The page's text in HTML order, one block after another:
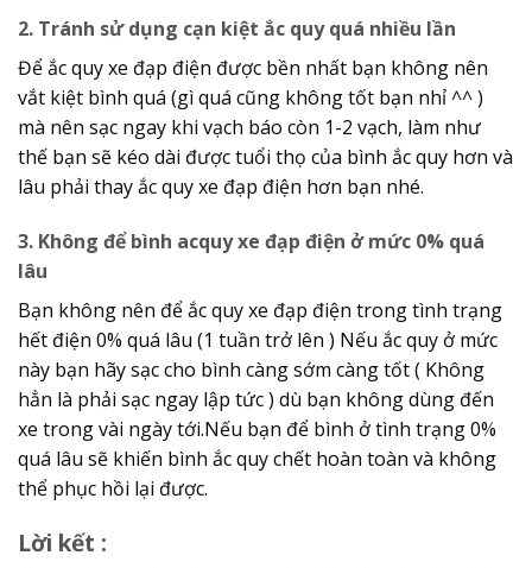
2. Tránh sử dụng cạn kiệt ắc quy quá nhiều lần
Để ắc quy xe đạp điện được bền nhất bạn không nên
vắt kiệt bình quá (gì quá cũng không tốt bạn nhỉ ^^ )
mà nên sạc ngay khi vạch báo còn 1-2 vạch, làm như
thế bạn sẽ kéo dài được tuổi thọ của bình ắc quy hơn và
lâu phải thay ắc quy xe đạp điện hơn bạn nhé.
3. Không để bình acquy xe đạp điện ở mức 0% quá
lâu
Bạn không nên để ắc quy xe đạp điện trong tình trạng
hết điện 0% quá lâu (1 tuần trở lên ) Nếu ắc quy ở mức
này bạn hãy sạc cho bình càng sớm càng tốt ( Không
hẳn là phải sạc ngay lập tức ) dù bạn không dùng đến
xe trong vài ngày tới.Nếu bạn để bình ở tình trạng 0%
quá lâu sẽ khiến bình ắc quy chết hoàn toàn và không
thể phục hồi lại được.
Lời kết :